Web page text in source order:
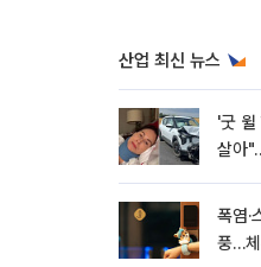
산업 최신 뉴스
'굿
살아
폭염·
풍…